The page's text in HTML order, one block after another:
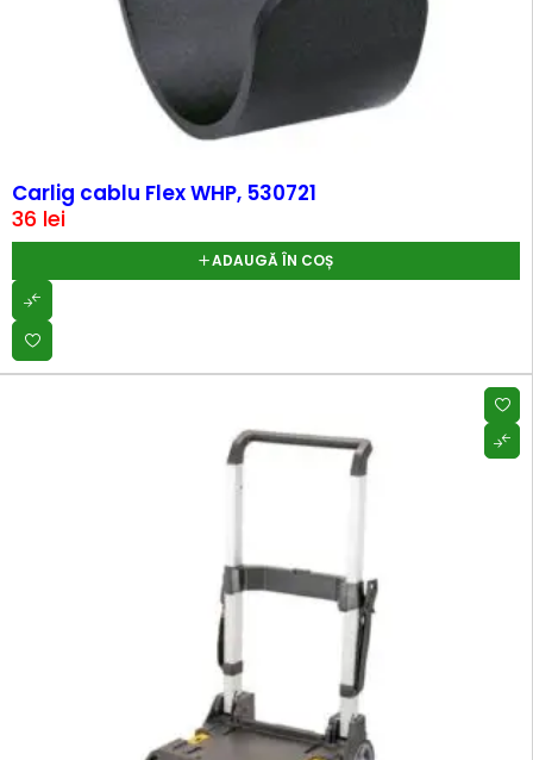
Carlig cablu Flex WHP, 530721
36 lei
ADAUGĂ ÎN COȘ